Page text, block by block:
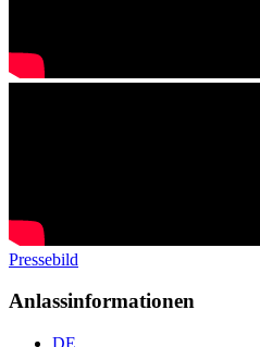
Pressebild
Anlassinformationen